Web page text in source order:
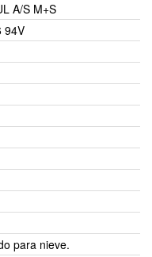
A/S M+S
94V
para nieve.